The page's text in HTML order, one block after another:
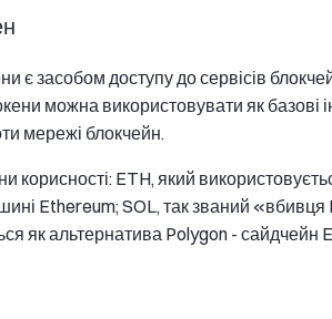
є засобом доступу до сервісів
можна використовувати як базові
мережі блокчейн.
корисності: ETH, який
Ethereum; SOL, так званий
як альтернатива Polygon - сайдчейн